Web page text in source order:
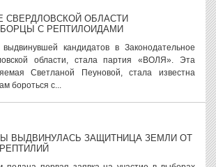
СВЕРДЛОВСКОЙ ОБЛАСТИ
С РЕПТИЛОИДАМИ
кандидатов в Законодательное
области, стала партия «ВОЛЯ». Эта
Светланой Пеуновой, стала известна
бороться с...
ВЫДВИНУЛАСЬ ЗАЩИТНИЦА ЗЕМЛИ ОТ